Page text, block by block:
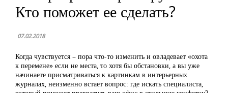
Кто поможет ее сделать?
07.02.2018
Когда чувствуется – пора что-то изменить и овладевает «охота
к перемене» если не места, то хотя бы обстановки, а вы уже
начинаете присматриваться к картинкам в интерьерных
журналах, неизменно встает вопрос: где искать специалиста,